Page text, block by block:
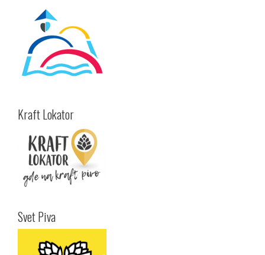
Kraft Lokator
Svet Piva